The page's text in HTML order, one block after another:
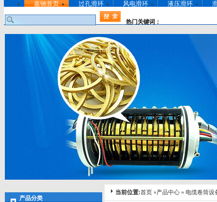
嘉驰首页 过孔滑环 风电滑环 液压滑环
热门关键词：
产品分类
当前位置:首页 »产品中心 » 电缆卷筒设